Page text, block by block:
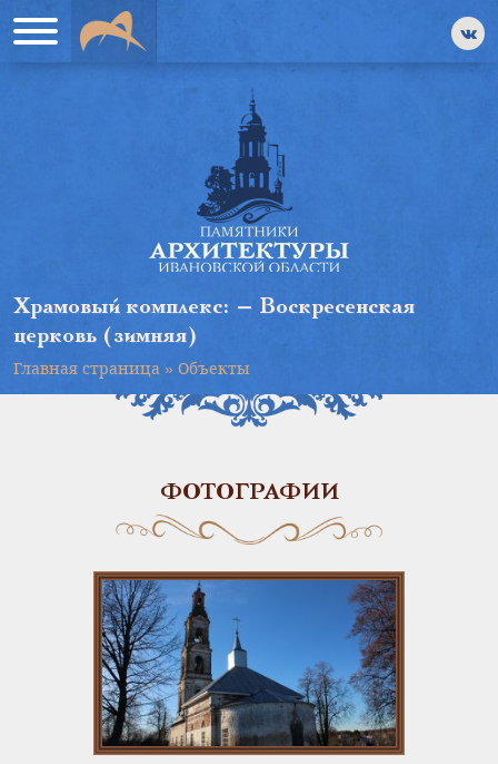
Храмовый комплекс: — Воскресенская
церковь (зимняя)
Главная страница » Объекты
ФОТОГРАФИИ